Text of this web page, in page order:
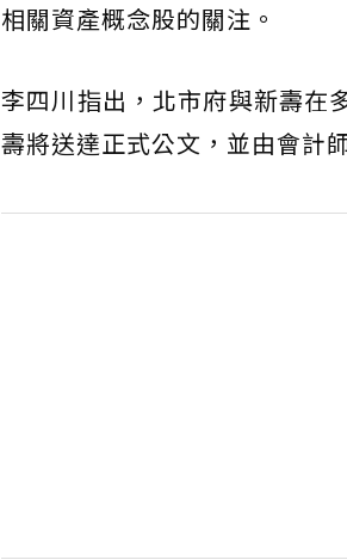
相關資產概念股的關注。
李四川指出，北市府與新壽在
壽將送達正式公文，並由會計